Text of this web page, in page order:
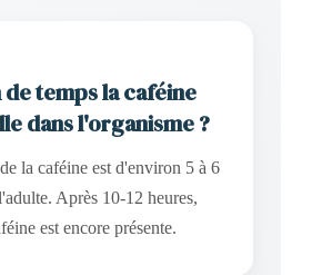
temps la caféine
dans l'organisme ?
la caféine est d'environ 5 à 6
Après 10-12 heures,
est encore présente.